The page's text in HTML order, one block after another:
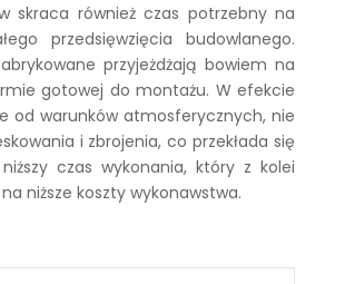
skraca również czas potrzebny na
przedsięwzięcia budowlanego.
przyjeżdżają bowiem na
gotowej do montażu. W efekcie
od warunków atmosferycznych, nie
i zbrojenia, co przekłada się
czas wykonania, który z kolei
niższe koszty wykonawstwa.